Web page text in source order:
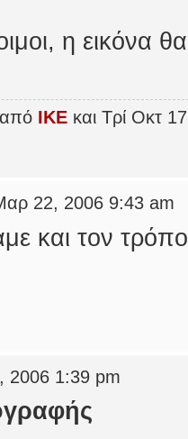
η εικόνα
από IKE και Τρί Οκτ
22, 2006 9:43 am
και τον
2006 1:39 pm